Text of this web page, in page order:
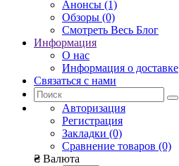
Анонсы (1)
Обзоры (0)
Смотреть Весь Блог
Информация
О нас
Информация о доставке
Связаться с нами
Авторизация
Регистрация
Закладки (0)
Сравнение товаров (0)
₴ Валюта